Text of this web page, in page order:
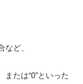
など、
または“0”といった